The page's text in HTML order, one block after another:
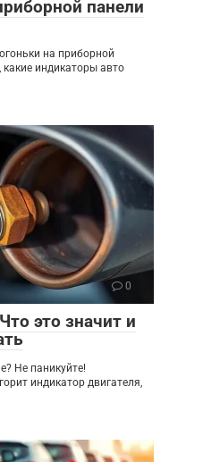
панели
на приборной
индикаторы авто
0
это значит и
Не паникуйте!
индикатор двигателя,